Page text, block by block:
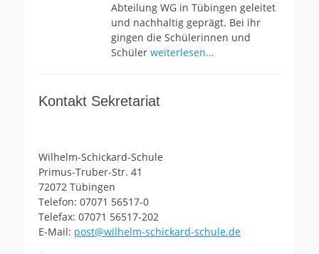
Abteilung WG in Tübingen geleitet
und nachhaltig geprägt. Bei ihr
gingen die Schülerinnen und
Schüler weiterlesen…
Kontakt Sekretariat
Wilhelm-Schickard-Schule
Primus-Truber-Str. 41
72072 Tübingen
Telefon: 07071 56517-0
Telefax: 07071 56517-202
E-Mail: post@wilhelm-schickard-schule.de